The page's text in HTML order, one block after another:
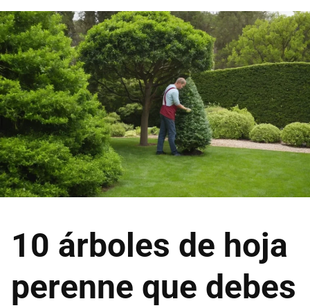
10 árboles de hoja
perenne que debes